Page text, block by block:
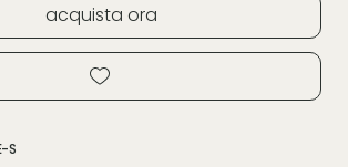
acquista ora
S